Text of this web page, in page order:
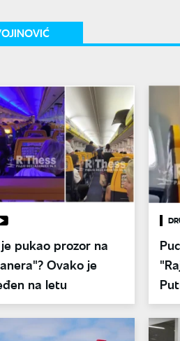
pukao prozor na
Ovako je
na letu